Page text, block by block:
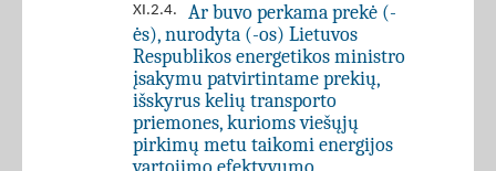
XI.2.4.
Ar buvo perkama prekė (-
ės), nurodyta (-os) Lietuvos
Respublikos energetikos ministro
įsakymu patvirtintame prekių,
išskyrus kelių transporto
priemones, kurioms viešųjų
pirkimų metu taikomi energijos